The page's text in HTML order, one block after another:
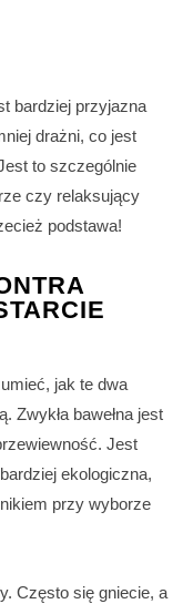
bardziej przyjazna
drażni, co jest
to szczególnie
czy relaksujący
podstawa!
jak te dwa
Zwykła bawełna jest
Jest
ekologiczna,
przy wyborze
Często się gniecie, a